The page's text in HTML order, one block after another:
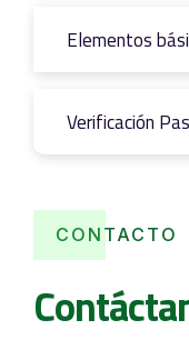
Elementos
Verificación
CONTACTO